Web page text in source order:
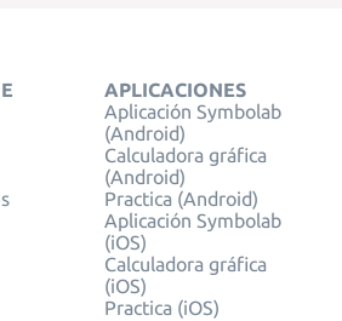
APLICACIONES
Aplicación Symbolab
(Android)
Calculadora gráfica
(Android)
Practica (Android)
Aplicación Symbolab
(iOS)
Calculadora gráfica
(iOS)
Practica (iOS)